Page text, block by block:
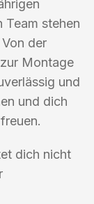
Team stehen
der
Montage
und
und dich
dich nicht